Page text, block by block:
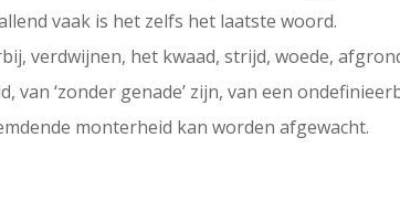
vaak is het zelfs het laatste woord.
verdwijnen, het kwaad, strijd, woede,
‘zonder genade’ zijn, van een
monterheid kan worden afgewacht.